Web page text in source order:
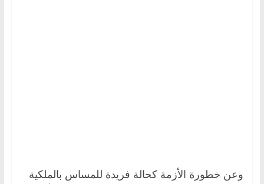
وعن خطورة الأزمة كحالة فريدة للمساس بالملكية